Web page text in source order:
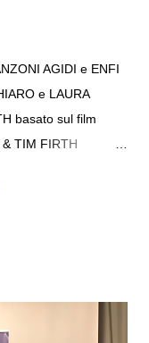
AGIDI e ENFI
e LAURA
basato sul film
TIM FIRTH